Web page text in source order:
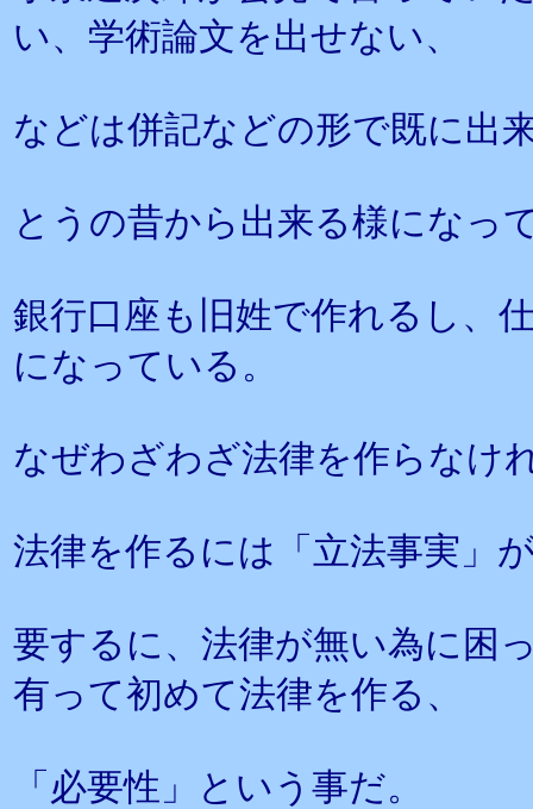
い、学術論文を出せない、
などは併記などの形で既に出
とうの昔から出来る様になっ
銀行口座も旧姓で作れるし、
になっている。
なぜわざわざ法律を作らなけ
法律を作るには「立法事実」
要するに、法律が無い為に困
有って初めて法律を作る、
「必要性」という事だ。